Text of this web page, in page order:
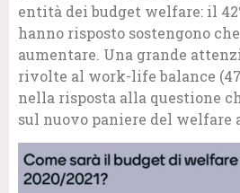
entità dei budget welfare: il
hanno risposto sostengono
aumentare. Una grande
rivolte al work-life balance
nella risposta alla questione
sul nuovo paniere del welfare